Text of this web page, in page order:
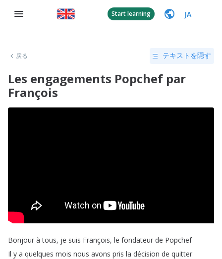
Start learning JA
戻る テキストを隠す
Les engagements Popchef par
François
Bonjour à tous, je suis François, le fondateur de Popchef
Il y a quelques mois nous avons pris la décision de quitter